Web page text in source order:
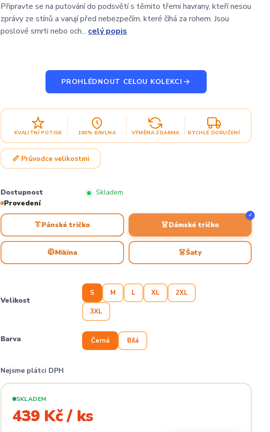
Připravte se na putování do podsvětí s těmito třemi havrany, kteří nesou
zprávy ze stínů a varují před nebezpečím, které číhá za rohem. Jsou
poslové smrti nebo och... celý popis
PROHLÉDNOUT CELOU KOLEKCI
KVALITNÍ POTISK 100% BAVLNA VÝMĚNA ZDARMA RYCHLÉ DORUČENÍ
📏 Průvodce velikostmi
Dostupnost
Skladem
Provedení
👔Pánské tričko 👗Dámské tričko
✓
🧥Mikina 👗Šaty
Velikost
S M L XL 2XL
3XL
Barva Černá Bílá
Nejsme plátci DPH
SKLADEM
439 Kč / ks